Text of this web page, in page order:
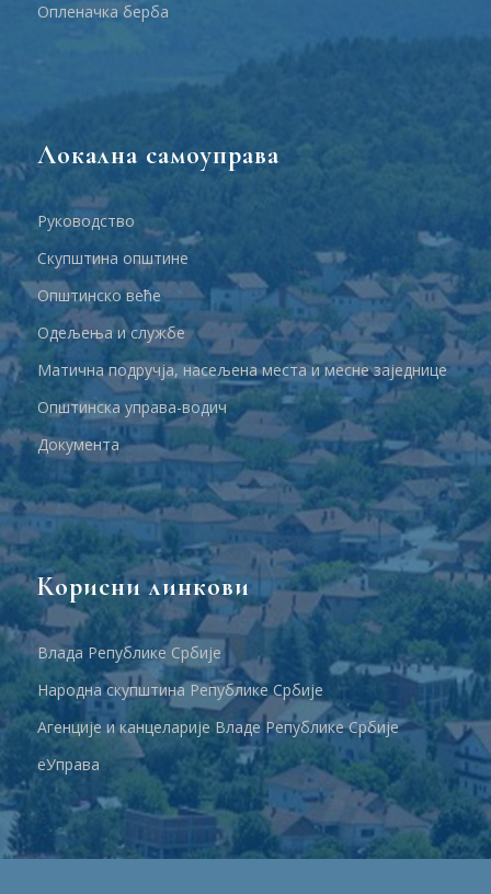
Опленачка берба
Локална самоуправа
Руководство
Скупштина општине
Општинско веће
Одељења и службе
Матична подручја, насељена места и месне заједнице
Општинска управа-водич
Документа
Корисни линкови
Влада Републике Србије
Народна скупштина Републике Србије
Агенције и канцеларије Владе Републике Србије
еУправа